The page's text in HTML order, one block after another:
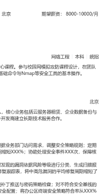
政治面貌: 党员
薪资: 8000-10000
公司，团队规模约XXX人，核心
已为超过XXX家中小型企业提供
合作。